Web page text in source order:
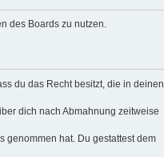
des Boards zu nutzen.
du das Recht besitzt, die in deinen
dich nach Abmahnung zeitweise
genommen hat. Du gestattest dem